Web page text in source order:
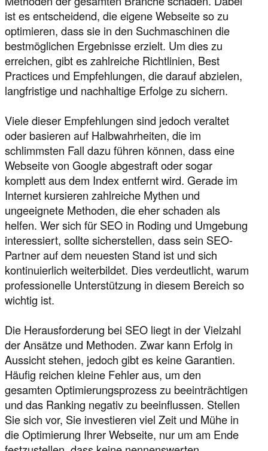
ist es entscheidend, die eigene Webseite so zu
optimieren, dass sie in den Suchmaschinen die
bestmöglichen Ergebnisse erzielt. Um dies zu
erreichen, gibt es zahlreiche Richtlinien, Best
Practices und Empfehlungen, die darauf abzielen,
langfristige und nachhaltige Erfolge zu sichern.
Viele dieser Empfehlungen sind jedoch veraltet
oder basieren auf Halbwahrheiten, die im
schlimmsten Fall dazu führen können, dass eine
Webseite von Google abgestraft oder sogar
komplett aus dem Index entfernt wird. Gerade im
Internet kursieren zahlreiche Mythen und
ungeeignete Methoden, die eher schaden als
helfen. Wer sich für SEO in Roding und Umgebung
interessiert, sollte sicherstellen, dass sein SEO-
Partner auf dem neuesten Stand ist und sich
kontinuierlich weiterbildet. Dies verdeutlicht, warum
professionelle Unterstützung in diesem Bereich so
wichtig ist.
Die Herausforderung bei SEO liegt in der Vielzahl
der Ansätze und Methoden. Zwar kann Erfolg in
Aussicht stehen, jedoch gibt es keine Garantien.
Häufig reichen kleine Fehler aus, um den
gesamten Optimierungsprozess zu beeinträchtigen
und das Ranking negativ zu beeinflussen. Stellen
Sie sich vor, Sie investieren viel Zeit und Mühe in
die Optimierung Ihrer Webseite, nur um am Ende